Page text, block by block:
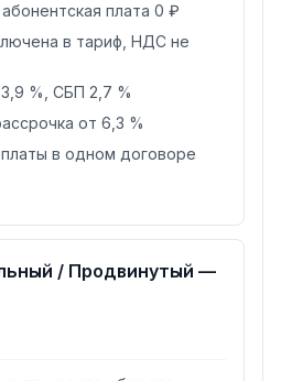
плата 0 ₽
в тариф, НДС не
%, СБП 2,7 %
от 6,3 %
в одном договоре
/ Продвинутый —